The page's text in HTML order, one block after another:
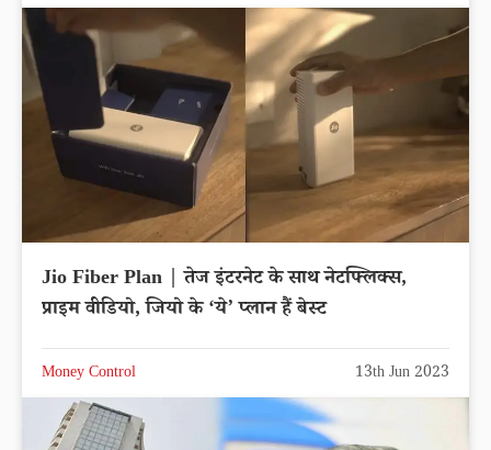
Jio Fiber Plan | तेज इंटरनेट के साथ नेटफ्लिक्स,
प्राइम वीडियो, जियो के ‘ये’ प्लान हैं बेस्ट
Money Control 13th Jun 2023